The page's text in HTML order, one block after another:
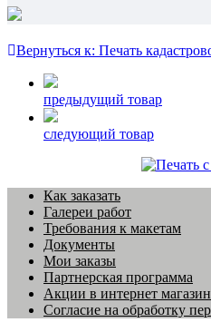
Вернуться к: Печать
предыдущий товар
следующий товар
Как заказать
Галереи работ
Требования к макетам
Документы
Мои заказы
Партнерская программа
Акции в интернет
Согласие на обработку